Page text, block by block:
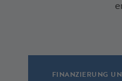
FINANZIERUNG